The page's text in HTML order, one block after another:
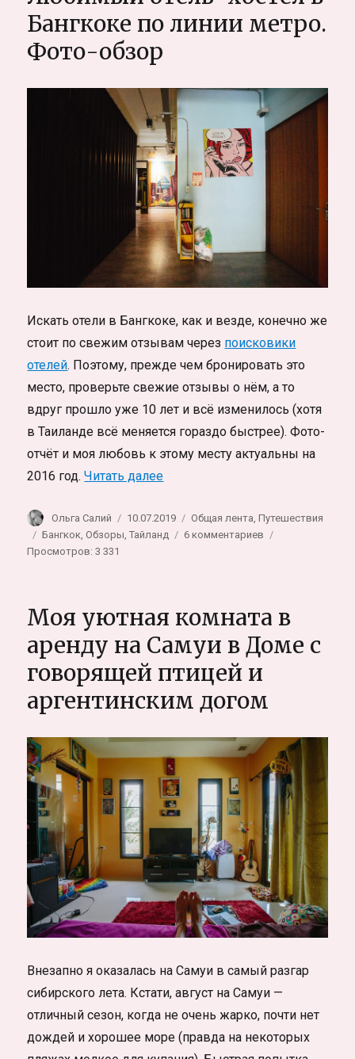
английский
о
SkyEng
Бангкоке по линии метро.
Фото-обзор
Искать отели в Бангкоке, как и везде, конечно же
стоит по свежим отзывам через поисковики
отелей. Поэтому, прежде чем бронировать это
место, проверьте свежие отзывы о нём, а то
вдруг прошло уже 10 лет и всё изменилось (хотя
в Таиланде всё меняется гораздо быстрее). Фото-
отчёт и моя любовь к этому месту актуальны на
2016 год.Читать далее«Любимый отель-хостел в
Автор
Ольга Салий Опубликовано
10.07.2019 Рубрики
Общая лента,Путешествия
Метки
Бангкок,Обзоры,Тайланд 6 комментариев
в
по
Фото-
Просмотров: 3 331
Моя уютная комната в
аренду на Самуи в Доме с
говорящей птицей и
аргентинским догом
Внезапно я оказалась на Самуи в самый разгар
сибирского лета. Кстати, август на Самуи —
отличный сезон, когда не очень жарко, почти нет
дождей и хорошее море (правда на некоторых